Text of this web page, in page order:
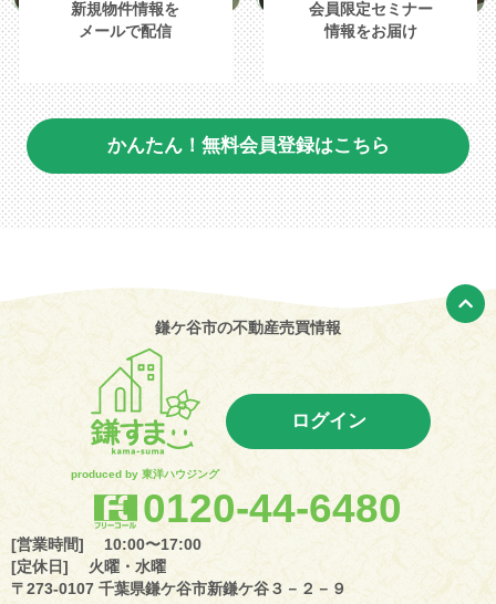
新規物件情報を
メールで配信
会員限定セミナー
情報をお届け
かんたん！無料会員登録はこちら
鎌ケ谷市の不動産売買情報
produced by 東洋ハウジング
ログイン
0120-44-6480
[営業時間] 10:00〜17:00
[定休日] 火曜・水曜
〒273-0107 千葉県鎌ケ谷市新鎌ケ谷３－２－９